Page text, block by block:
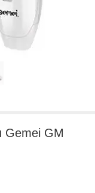
Gemei GM